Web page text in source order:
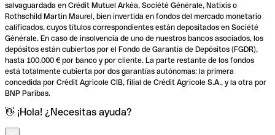
salvaguardada en Crédit Mutuel Arkéa, Société Générale, Natixis o
Rothschild Martin Maurel, bien invertida en fondos del mercado monetario
calificados, cuyos títulos correspondientes están depositados en Société
Générale. En caso de insolvencia de uno de nuestros bancos asociados, los
depósitos están cubiertos por el Fondo de Garantía de Depósitos (FGDR),
hasta 100.000 € por banco y por cliente. La parte restante de los fondos
está totalmente cubierta por dos garantías autónomas: la primera
concedida por Crédit Agricole CIB, filial de Crédit Agricole S.A., y la otra por
BNP Paribas.
👋 ¡Hola! ¿Necesitas ayuda?